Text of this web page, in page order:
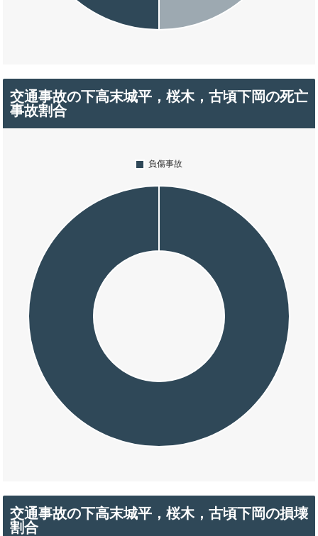
交通事故の下高末城平，桜木，古頃下岡の死亡
事故割合
交通事故の下高末城平，桜木，古頃下岡の損壊
割合